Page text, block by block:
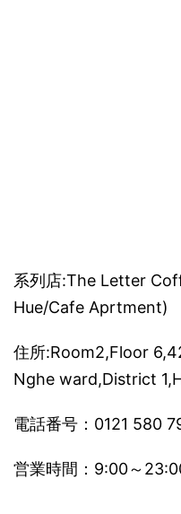
系列店:The Letter
Hue/Cafe Aprtment)
住所:Room2,Floor
Nghe ward,District
電話番号：0121 580
営業時間：9:00～